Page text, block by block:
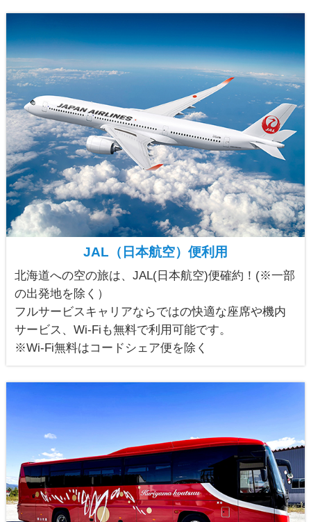
JAL（日本航空）便利用
北海道への空の旅は、JAL(日本航空)便確約！(※一部
の出発地を除く）
フルサービスキャリアならではの快適な座席や機内
サービス、Wi-Fiも無料で利用可能です。
※Wi-Fi無料はコードシェア便を除く